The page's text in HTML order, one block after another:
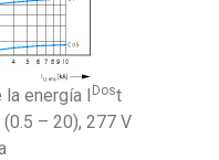
energía I Dost
– 20), 277 V